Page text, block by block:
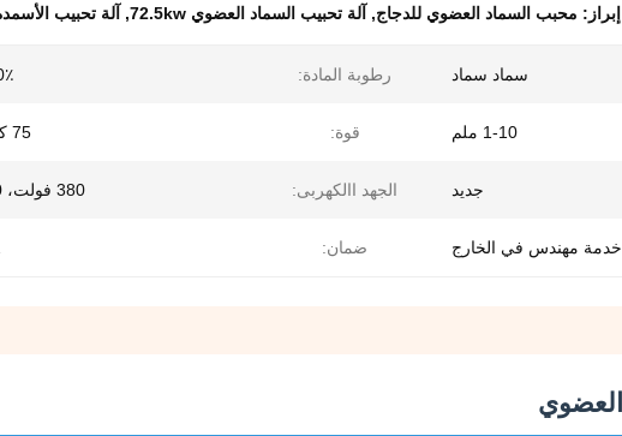
إبراز: محبب السماد العضوي للدجاج, آلة تحبيب السماد العضوي 72.5kw , آلة تحبيب الأسمدة
سماد سماد رطوبة المادة:
1-10 ملم قوة: 75 كيلو واط
جديد الجهد االكهربى: 380 فولت، 50 هرتز
خدمة مهندس في الخارج ضمان: